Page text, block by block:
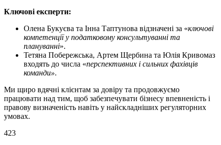
Ключові експерти:
Олена Букуєва та Інна Таптунова відзначені за «ключові
компетенції у податковому консультуванні та
плануванні».
Тетяна Побережська, Артем Щербина та Юлія Кривомаз
входять до числа «перспективних і сильних фахівців
команди».
Ми щиро вдячні клієнтам за довіру та продовжуємо
працювати над тим, щоб забезпечувати бізнесу впевненість і
правову визначеність навіть у найскладніших регуляторних
умовах.
423